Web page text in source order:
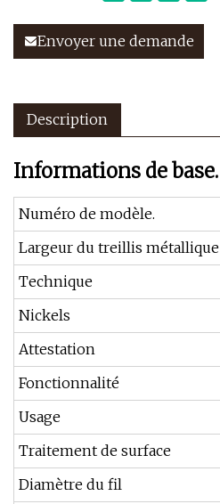
Envoyer une demande
Description
Informations de base.
Numéro de modèle.
Largeur du treillis métallique
Technique
Nickels
Attestation
Fonctionnalité
Usage
Traitement de surface
Diamètre du fil